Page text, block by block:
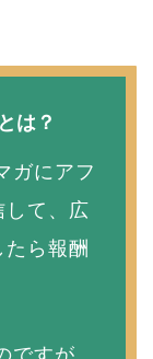
は？
ガにアフ
して、広
ら報酬
すが、